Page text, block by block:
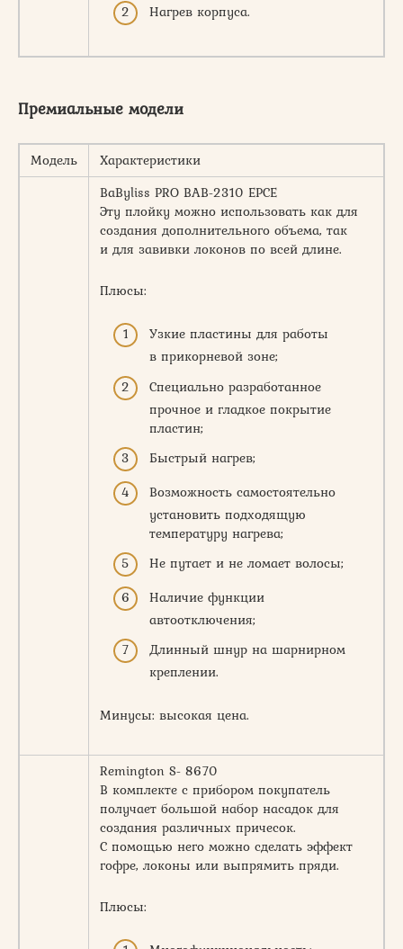
Нагрев корпуса.
Премиальные модели
Модель
Характеристики
BaByliss PRO BAB-2310 EPCE
Эту плойку можно использовать как для
создания дополнительного объема, так
и для завивки локонов по всей длине.
Плюсы:
Узкие пластины для работы
в прикорневой зоне;
Специально разработанное
прочное и гладкое покрытие
пластин;
Быстрый нагрев;
Возможность самостоятельно
установить подходящую
температуру нагрева;
Не путает и не ломает волосы;
Наличие функции
автоотключения;
Длинный шнур на шарнирном
креплении.
Минусы: высокая цена.
Remington S- 8670
В комплекте с прибором покупатель
получает большой набор насадок для
создания различных причесок.
С помощью него можно сделать эффект
гофре, локоны или выпрямить пряди.
Плюсы: